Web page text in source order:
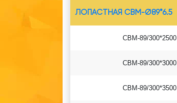
ЛОПАСТНАЯ СВМ-Ø89*6.5
СВМ-89/300*2500
СВМ-89/300*3000
СВМ-89/300*3500